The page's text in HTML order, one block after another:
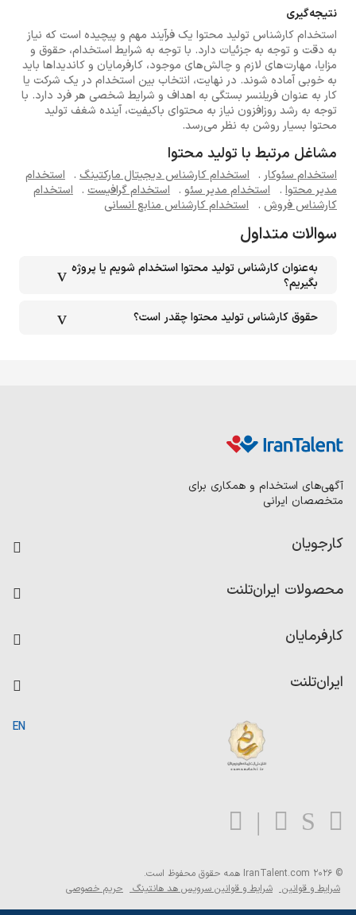
نتیجه‌گیری
استخدام کارشناس تولید محتوا یک فرآیند مهم و پیچیده است که نیاز
به دقت و توجه به جزئیات دارد. با توجه به شرایط استخدام، حقوق و
مزایا، مهارت‌های لازم و چالش‌های موجود، کارفرمایان و کاندیداها باید
به خوبی آماده شوند. در نهایت، انتخاب بین استخدام در یک شرکت یا
کار به عنوان فریلنسر بستگی به اهداف و شرایط شخصی هر فرد دارد. با
توجه به رشد روزافزون نیاز به محتوای باکیفیت، آینده شغف تولید
محتوا بسیار روشن به نظر می‌رسد.
مشاغل مرتبط با تولید محتوا
استخدام سئوکار . استخدام کارشناس دیجیتال مارکتینگ . استخدام
مدیر محتوا . استخدام مدیر سئو . استخدام گرافیست . استخدام
کارشناس فروش . استخدام کارشناس منابع انسانی
سوالات متداول
به‌عنوان کارشناس تولید محتوا استخدام شویم یا پروژه‌
بگیریم؟
حقوق کارشناس تولید محتوا چقدر است؟
آگهی‌های استخدام و همکاری برای
متخصصان ایرانی
کارجویان
رزومه ساز
امتیاز شرکت‌ها
محصولات ایران‌تلنت
کاردیکس
کارفرمایان
ایران‌تلنت
بلاگ
EN
© 2026 IranTalent.com
همه حقوق محفوظ است.
شرایط و قوانین شرایط و قوانین سرویس هد هانتینگ حریم خصوصی